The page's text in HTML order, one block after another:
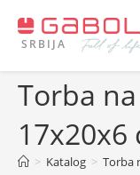
SRBIJA
Torba
17x20x6
> Katalog > Torba